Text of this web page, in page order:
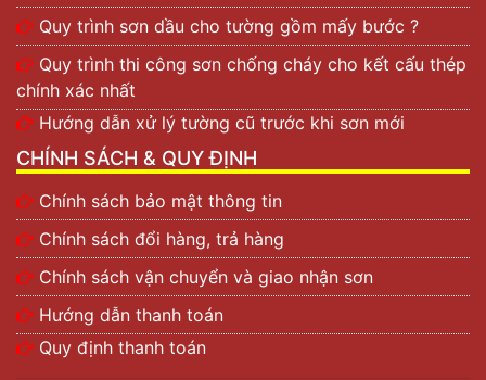
Quy trình sơn dầu cho tường gồm mấy bước ?
Quy trình thi công sơn chống cháy cho kết cấu thép
chính xác nhất
Hướng dẫn xử lý tường cũ trước khi sơn mới
CHÍNH SÁCH & QUY ĐỊNH
Chính sách bảo mật thông tin
Chính sách đổi hàng, trả hàng
Chính sách vận chuyển và giao nhận sơn
Hướng dẫn thanh toán
Quy định thanh toán